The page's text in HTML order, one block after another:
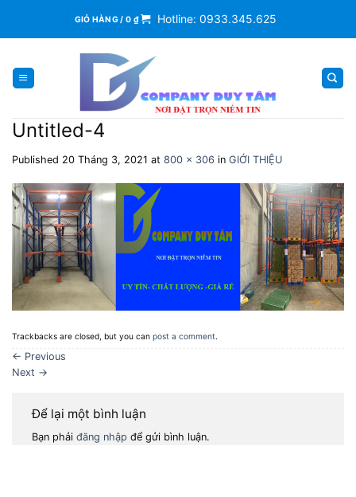
content
GIỎ HÀNG / 0 ₫ Hotline: 0933.345.625
Untitled-4
Published 20 Tháng 3, 2021 at 800 × 306 in GIỚI THIỆU
Trackbacks are closed, but you can post a comment.
← Previous
Next →
Để lại một bình luận
Bạn phải đăng nhập để gửi bình luận.